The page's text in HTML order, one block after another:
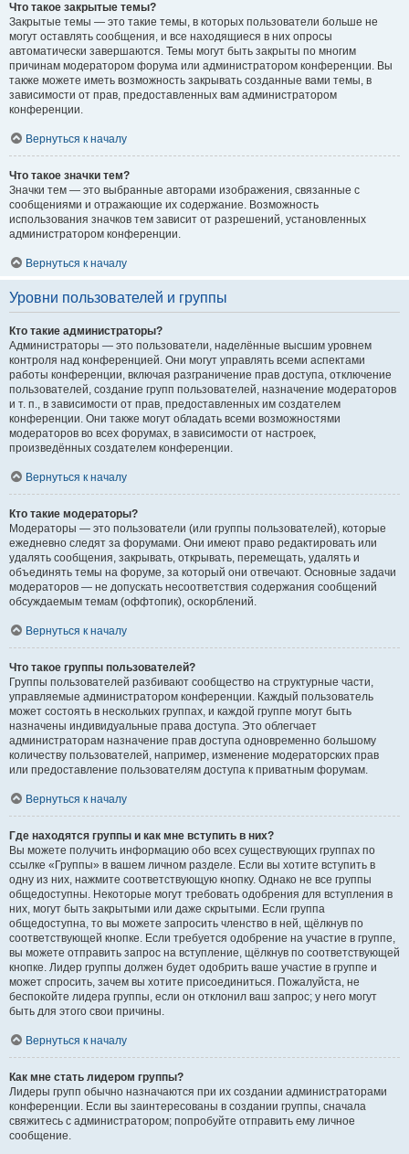
Что такое закрытые темы?
Закрытые темы — это такие темы, в которых пользователи больше не
могут оставлять сообщения, и все находящиеся в них опросы
автоматически завершаются. Темы могут быть закрыты по многим
причинам модератором форума или администратором конференции. Вы
также можете иметь возможность закрывать созданные вами темы, в
зависимости от прав, предоставленных вам администратором
конференции.
Вернуться к началу
Что такое значки тем?
Значки тем — это выбранные авторами изображения, связанные с
сообщениями и отражающие их содержание. Возможность
использования значков тем зависит от разрешений, установленных
администратором конференции.
Вернуться к началу
Уровни пользователей и группы
Кто такие администраторы?
Администраторы — это пользователи, наделённые высшим уровнем
контроля над конференцией. Они могут управлять всеми аспектами
работы конференции, включая разграничение прав доступа, отключение
пользователей, создание групп пользователей, назначение модераторов
и т. п., в зависимости от прав, предоставленных им создателем
конференции. Они также могут обладать всеми возможностями
модераторов во всех форумах, в зависимости от настроек,
произведённых создателем конференции.
Вернуться к началу
Кто такие модераторы?
Модераторы — это пользователи (или группы пользователей), которые
ежедневно следят за форумами. Они имеют право редактировать или
удалять сообщения, закрывать, открывать, перемещать, удалять и
объединять темы на форуме, за который они отвечают. Основные задачи
модераторов — не допускать несоответствия содержания сообщений
обсуждаемым темам (оффтопик), оскорблений.
Вернуться к началу
Что такое группы пользователей?
Группы пользователей разбивают сообщество на структурные части,
управляемые администратором конференции. Каждый пользователь
может состоять в нескольких группах, и каждой группе могут быть
назначены индивидуальные права доступа. Это облегчает
администраторам назначение прав доступа одновременно большому
количеству пользователей, например, изменение модераторских прав
или предоставление пользователям доступа к приватным форумам.
Вернуться к началу
Где находятся группы и как мне вступить в них?
Вы можете получить информацию обо всех существующих группах по
ссылке «Группы» в вашем личном разделе. Если вы хотите вступить в
одну из них, нажмите соответствующую кнопку. Однако не все группы
общедоступны. Некоторые могут требовать одобрения для вступления в
них, могут быть закрытыми или даже скрытыми. Если группа
общедоступна, то вы можете запросить членство в ней, щёлкнув по
соответствующей кнопке. Если требуется одобрение на участие в группе,
вы можете отправить запрос на вступление, щёлкнув по соответствующей
кнопке. Лидер группы должен будет одобрить ваше участие в группе и
может спросить, зачем вы хотите присоединиться. Пожалуйста, не
беспокойте лидера группы, если он отклонил ваш запрос; у него могут
быть для этого свои причины.
Вернуться к началу
Как мне стать лидером группы?
Лидеры групп обычно назначаются при их создании администраторами
конференции. Если вы заинтересованы в создании группы, сначала
свяжитесь с администратором; попробуйте отправить ему личное
сообщение.